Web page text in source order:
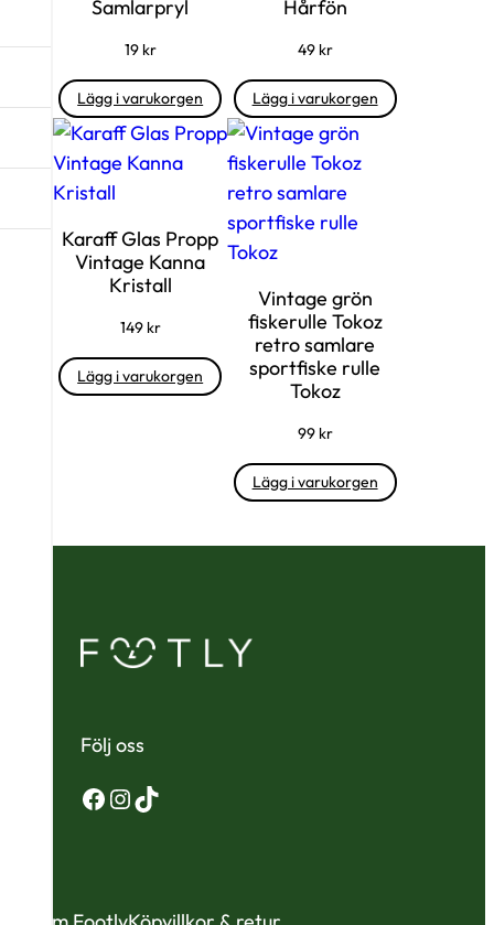
Samlarpryl
19 kr
Lägg i varukorgen
Hårfön
49 kr
Lägg i varukorgen
Karaff Glas Propp
Vintage Kanna
Kristall
149 kr
Lägg i varukorgen
Vintage grön
fiskerulle Tokoz
retro samlare
sportfiske rulle
Tokoz
99 kr
Lägg i varukorgen
Följ oss
Facebook
Instagram
TikTok